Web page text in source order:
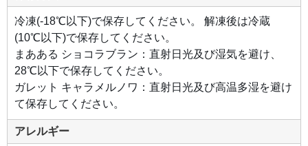
ラメ
ルノ
ワ
バタ
ーと
ヘー
ゼル
ナッ
ツの
香り
豊か
なサ
ろの
ガレ
ット
冷凍(-18℃以下)で保存してください。 解凍後は冷蔵
(10℃以下)で保存してください。
まあある ショコラブラン：直射日光及び湿気を避け、
28℃以下で保存してください。
ガレット キャラメルノワ：直射日光及び高温多湿を避け
て保存してください。
アレルギー